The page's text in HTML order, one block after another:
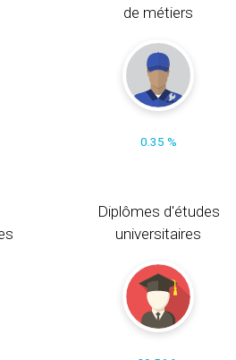
de métiers
0.35 %
Diplômes d'études
universitaires